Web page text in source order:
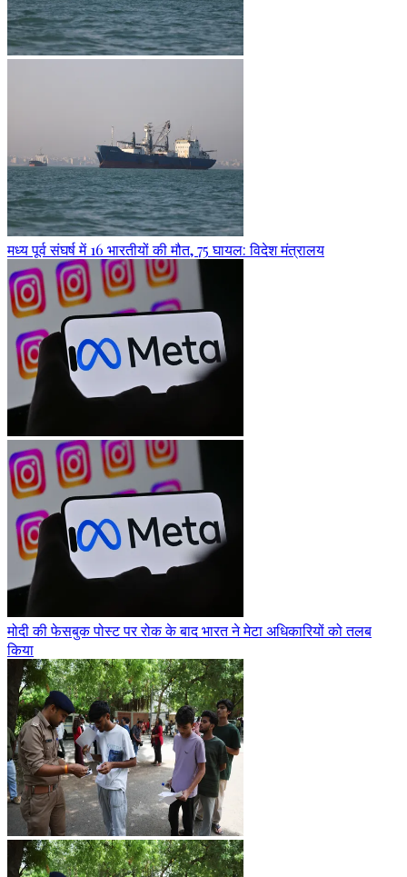
मध्य पूर्व संघर्ष में 16 भारतीयों की मौत, 75 घायल: विदेश मंत्रालय
मोदी की फेसबुक पोस्ट पर रोक के बाद भारत ने मेटा अधिकारियों को तलब
किया